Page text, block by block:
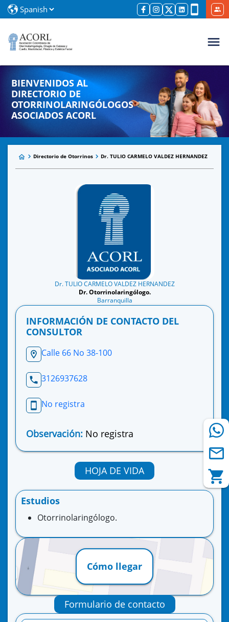
BIENVENIDOS AL
DIRECTORIO DE
OTORRINOLARINGÓLOGOS
ASOCIADOS ACORL
Directorio de Otorrinos Dr. TULIO CARMELO VALDEZ HERNANDEZ
Dr. TULIO CARMELO VALDEZ HERNANDEZ
Dr. Otorrinolaringólogo.
Barranquilla
INFORMACIÓN DE CONTACTO DEL
CONSULTOR
Calle 66 No 38-100
3126937628
No registra
Observación: No registra
HOJA DE VIDA
Estudios
Otorrinolaringólogo.
Cómo llegar
Formulario de contacto